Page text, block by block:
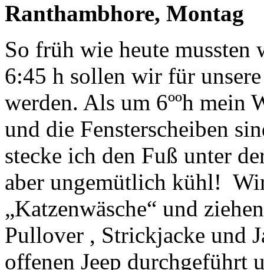
Ranthambhore, Montag
So früh wie heute mussten
6:45 h sollen wir für
werden. Als um 6ººh
und die Fensterscheiben
stecke ich den Fuß unter
aber ungemütlich kühl!
„Katzenwäsche“ und
Pullover , Strickjacke und
offenen Jeep